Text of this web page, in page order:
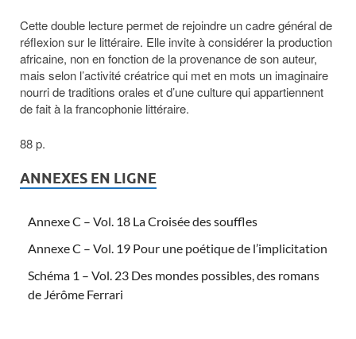
Cette double lecture permet de rejoindre un cadre général de
réflexion sur le littéraire. Elle invite à considérer la production
africaine, non en fonction de la provenance de son auteur,
mais selon l’activité créatrice qui met en mots un imaginaire
nourri de traditions orales et d’une culture qui appartiennent
de fait à la francophonie littéraire.
88 p.
ANNEXES EN LIGNE
Annexe C – Vol. 18 La Croisée des souffles
Annexe C – Vol. 19 Pour une poétique de l’implicitation
Schéma 1 – Vol. 23 Des mondes possibles, des romans
de Jérôme Ferrari